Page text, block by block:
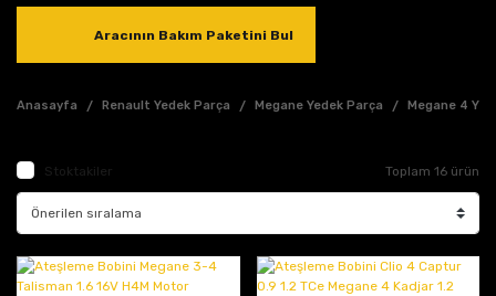
Aracının Bakım Paketini Bul
Anasayfa Renault Yedek Parça Megane Yedek Parça Megane 4
Stoktakiler Toplam 16 ürün